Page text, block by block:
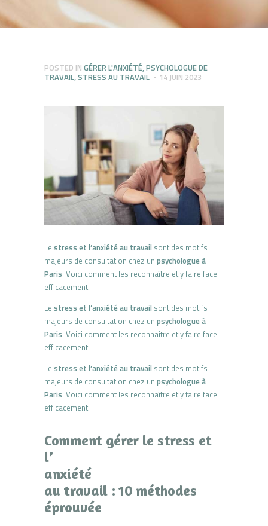
POSTED IN GÉRER L'ANXIÉTÉ,PSYCHOLOGUE DE
TRAVAIL,STRESS AU TRAVAIL 14 JUIN 2023
Le stress et l’anxiété au travail sont des motifs
majeurs de consultation chez un psychologue à
Paris. Voici comment les reconnaître et y faire face
efficacement.
Le stress et l’anxiété au travail sont des motifs
majeurs de consultation chez un psychologue à
Paris. Voici comment les reconnaître et y faire face
efficacement.
Le stress et l’anxiété au travail sont des motifs
majeurs de consultation chez un psychologue à
Paris. Voici comment les reconnaître et y faire face
efficacement.
Comment gérer le stress et
l’
anxiété
au travail : 10 méthodes
éprouvée